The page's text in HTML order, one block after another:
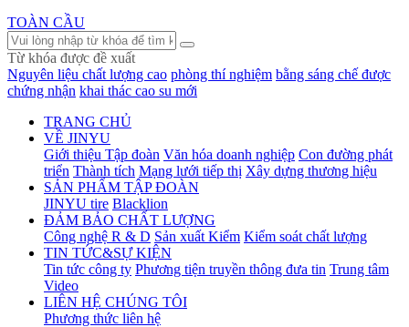
TOÀN CẦU
Từ khóa được đề xuất
Nguyên liệu chất lượng cao phòng thí nghiệm bằng sáng chế được
chứng nhận khai thác cao su mới
TRANG CHỦ
VỀ JINYU
Giới thiệu Tập đoàn Văn hóa doanh nghiệp Con đường phát
triển Thành tích Mạng lưới tiếp thị Xây dựng thương hiệu
SẢN PHẨM TẬP ĐOÀN
JINYU tire Blacklion
ĐẢM BẢO CHẤT LƯỢNG
Công nghệ R & D Sản xuất Kiểm Kiểm soát chất lượng
TIN TỨC&SỰ KIỆN
Tin tức công ty Phương tiện truyền thông đưa tin Trung tâm
Video
LIÊN HỆ CHÚNG TÔI
Phương thức liên hệ